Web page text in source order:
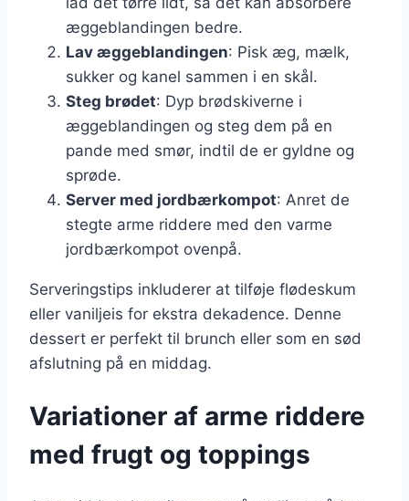
æggeblandingen bedre.
Lav æggeblandingen: Pisk æg, mælk,
sukker og kanel sammen i en skål.
Steg brødet: Dyp brødskiverne i
æggeblandingen og steg dem på en
pande med smør, indtil de er gyldne og
sprøde.
Server med jordbærkompot: Anret de
stegte arme riddere med den varme
jordbærkompot ovenpå.
Serveringstips inkluderer at tilføje flødeskum
eller vaniljeis for ekstra dekadence. Denne
dessert er perfekt til brunch eller som en sød
afslutning på en middag.
Variationer af arme riddere
med frugt og toppings